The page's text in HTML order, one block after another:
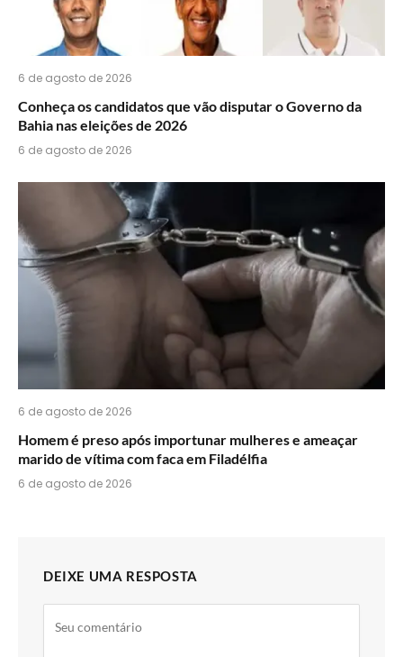
6 de agosto de 2026
Conheça os candidatos que vão disputar o Governo da
Bahia nas eleições de 2026
6 de agosto de 2026
6 de agosto de 2026
Homem é preso após importunar mulheres e ameaçar
marido de vítima com faca em Filadélfia
6 de agosto de 2026
DEIXE UMA RESPOSTA